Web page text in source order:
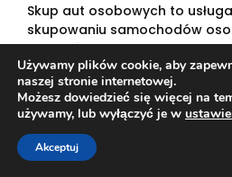
Skup aut osobowych to
skupowaniu samochodów
pojazdów przeznaczonych do
skupujące takie auta mogą
dobrym, jak i złym stanie
od oferowanej usługi. Mogą
gotówkę oraz pomoc w
ze zgłoszeniem zbycia
takiego auta będzie zależała
Używamy plików cookie, aby
naszej stronie internetowej.
Możesz dowiedzieć się więcej na
używamy, lub wyłączyć je w
Akceptuj